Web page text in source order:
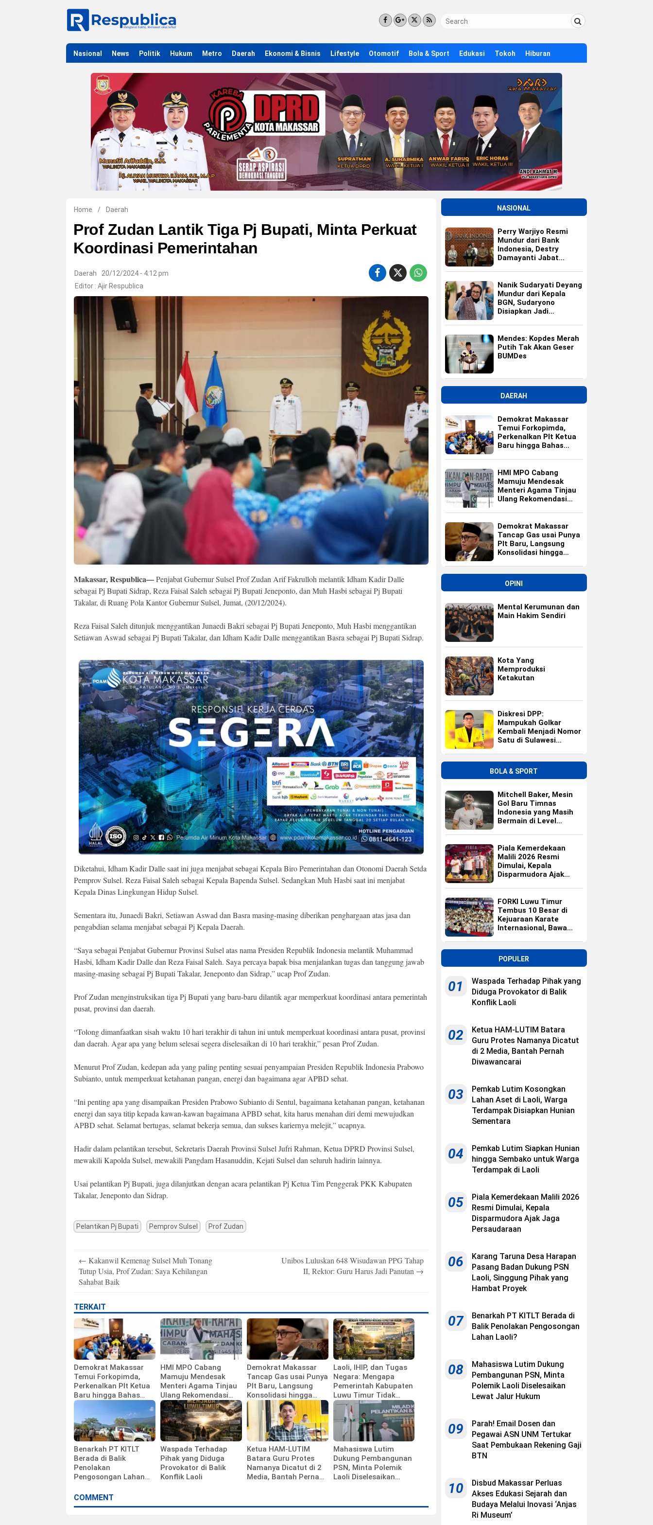
Nasional News Politik Hukum Metro Daerah Ekonomi & Bisnis Lifestyle Otomotif Bola & Sport Edukasi Tokoh Hiburan
Home / Daerah
Prof Zudan Lantik Tiga Pj Bupati, Minta Perkuat
Koordinasi Pemerintahan
Daerah
20/12/2024 - 4:12 pm
Editor : Ajir Respublica
Makassar, Respublica—Penjabat Gubernur Sulsel Prof Zudan Arif Fakrulloh melantik Idham Kadir Dalle
sebagai Pj Bupati Sidrap, Reza Faisal Saleh sebagai Pj Bupati Jeneponto, dan Muh Hasbi sebagai Pj Bupati
Takalar, di Ruang Pola Kantor Gubernur Sulsel, Jumat, (20/12/2024).
Reza Faisal Saleh ditunjuk menggantikan Junaedi Bakri sebagai Pj Bupati Jeneponto, Muh Hasbi menggantikan
Setiawan Aswad sebagai Pj Bupati Takalar, dan Idham Kadir Dalle menggantikan Basra sebagai Pj Bupati Sidrap.
Diketahui, Idham Kadir Dalle saat ini juga menjabat sebagai Kepala Biro Pemerintahan dan Otonomi Daerah Setda
Pemprov Sulsel. Reza Faisal Saleh sebagai Kepala Bapenda Sulsel. Sedangkan Muh Hasbi saat ini menjabat
Kepala Dinas Lingkungan Hidup Sulsel.
Sementara itu, Junaedi Bakri, Setiawan Aswad dan Basra masing-masing diberikan penghargaan atas jasa dan
pengabdian selama menjabat sebagai Pj Kepala Daerah.
“Saya sebagai Penjabat Gubernur Provinsi Sulsel atas nama Presiden Republik Indonesia melantik Muhammad
Hasbi, Idham Kadir Dalle dan Reza Faisal Saleh. Saya percaya bapak bisa menjalankan tugas dan tanggung jawab
masing-masing sebagai Pj Bupati Takalar, Jeneponto dan Sidrap,” ucap Prof Zudan.
Prof Zudan menginstruksikan tiga Pj Bupati yang baru-baru dilantik agar memperkuat koordinasi antara pemerintah
pusat, provinsi dan daerah.
“Tolong dimanfaatkan sisah waktu 10 hari terakhir di tahun ini untuk memperkuat koordinasi antara pusat, provinsi
dan daerah. Agar apa yang belum selesai segera diselesaikan di 10 hari terakhir,” pesan Prof Zudan.
Menurut Prof Zudan, kedepan ada yang paling penting sesuai penyampaian Presiden Republik Indonesia Prabowo
Subianto, untuk memperkuat ketahanan pangan, energi dan bagaimana agar APBD sehat.
“Ini penting apa yang disampaikan Presiden Prabowo Subianto di Sentul, bagaimana ketahanan pangan, ketahanan
energi dan saya titip kepada kawan-kawan bagaimana APBD sehat, kita harus menahan diri demi mewujudkan
APBD sehat. Selamat bertugas, selamat bekerja semua, dan sukses kariernya melejit,” ucapnya.
Hadir dalam pelantikan tersebut, Sekretaris Daerah Provinsi Sulsel Jufri Rahman, Ketua DPRD Provinsi Sulsel,
mewakili Kapolda Sulsel, mewakili Pangdam Hasanuddin, Kejati Sulsel dan seluruh hadirin lainnya.
Usai pelantikan Pj Bupati, juga dilanjutkan dengan acara pelantikan Pj Ketua Tim Penggerak PKK Kabupaten
Takalar, Jeneponto dan Sidrap.
Pelantikan Pj Bupati Pemprov Sulsel Prof Zudan
navigation
← Kakanwil Kemenag Sulsel Muh Tonang
Tutup Usia, Prof Zudan: Saya Kehilangan
Sahabat Baik
Unibos Luluskan 648 Wisudawan PPG Tahap
II, Rektor: Guru Harus Jadi Panutan →
TERKAIT
Demokrat Makassar
Temui Forkopimda,
Perkenalkan Plt Ketua
Baru hingga Bahas
Agenda HUT Partai
HMI MPO Cabang
Mamuju Mendesak
Menteri Agama Tinjau
Ulang Rekomendasi
Calon Kepala Kemenag
Polewali Mandar
Demokrat Makassar
Tancap Gas usai Punya
Plt Baru, Langsung
Konsolidasi hingga
Ranting
Laoli, IHIP, dan Tugas
Negara: Mengapa
Pemerintah Kabupaten
Luwu Timur Tidak
Sedang Membela
Investor
Benarkah PT KITLT
Berada di Balik
Penolakan
Pengosongan Lahan
Waspada Terhadap
Pihak yang Diduga
Provokator di Balik
Konflik Laoli
Ketua HAM-LUTIM
Batara Guru Protes
Namanya Dicatut di 2
Media, Bantah Pernah
Mahasiswa Lutim
Dukung Pembangunan
PSN, Minta Polemik
Laoli Diselesaikan
COMMENT
NASIONAL
Perry Warjiyo Resmi
Mundur dari Bank
Indonesia, Destry
Damayanti Jabat
Nanik Sudaryati Deyang
Mundur dari Kepala
BGN, Sudaryono
Disiapkan Jadi
Mendes: Kopdes Merah
Putih Tak Akan Geser
BUMDes
DAERAH
Demokrat Makassar
Temui Forkopimda,
Perkenalkan Plt Ketua
Baru hingga Bahas
HMI MPO Cabang
Mamuju Mendesak
Menteri Agama Tinjau
Ulang Rekomendasi
Demokrat Makassar
Tancap Gas usai Punya
Plt Baru, Langsung
Konsolidasi hingga
OPINI
Mental Kerumunan dan
Main Hakim Sendiri
Kota Yang
Memproduksi
Ketakutan
Diskresi DPP:
Mampukah Golkar
Kembali Menjadi Nomor
Satu di Sulawesi
BOLA & SPORT
Mitchell Baker, Mesin
Gol Baru Timnas
Indonesia yang Masih
Bermain di Level
Piala Kemerdekaan
Malili 2026 Resmi
Dimulai, Kepala
Disparmudora Ajak
FORKI Luwu Timur
Tembus 10 Besar di
Kejuaraan Karate
Internasional, Bawa
POPULER
01
Waspada Terhadap Pihak yang
Diduga Provokator di Balik
Konflik Laoli
02
Ketua HAM-LUTIM Batara
Guru Protes Namanya Dicatut
di 2 Media, Bantah Pernah
Diwawancarai
03
Pemkab Lutim Kosongkan
Lahan Aset di Laoli, Warga
Terdampak Disiapkan Hunian
Sementara
04
Pemkab Lutim Siapkan Hunian
hingga Sembako untuk Warga
Terdampak di Laoli
05
Piala Kemerdekaan Malili 2026
Resmi Dimulai, Kepala
Disparmudora Ajak Jaga
Persaudaraan
06
Karang Taruna Desa Harapan
Pasang Badan Dukung PSN
Laoli, Singgung Pihak yang
Hambat Proyek
07
Benarkah PT KITLT Berada di
Balik Penolakan Pengosongan
Lahan Laoli?
08
Mahasiswa Lutim Dukung
Pembangunan PSN, Minta
Polemik Laoli Diselesaikan
Lewat Jalur Hukum
09
Parah! Email Dosen dan
Pegawai ASN UNM Tertukar
Saat Pembukaan Rekening Gaji
BTN
10
Disbud Makassar Perluas
Akses Edukasi Sejarah dan
Budaya Melalui Inovasi ‘Anjas
Ri Museum’